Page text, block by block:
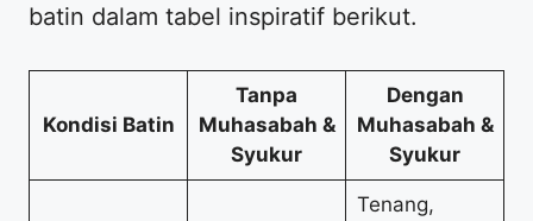
batin dalam tabel inspiratif berikut.
Kondisi Batin
Tanpa
Muhasabah &
Syukur
Dengan
Muhasabah &
Syukur
Tenang,